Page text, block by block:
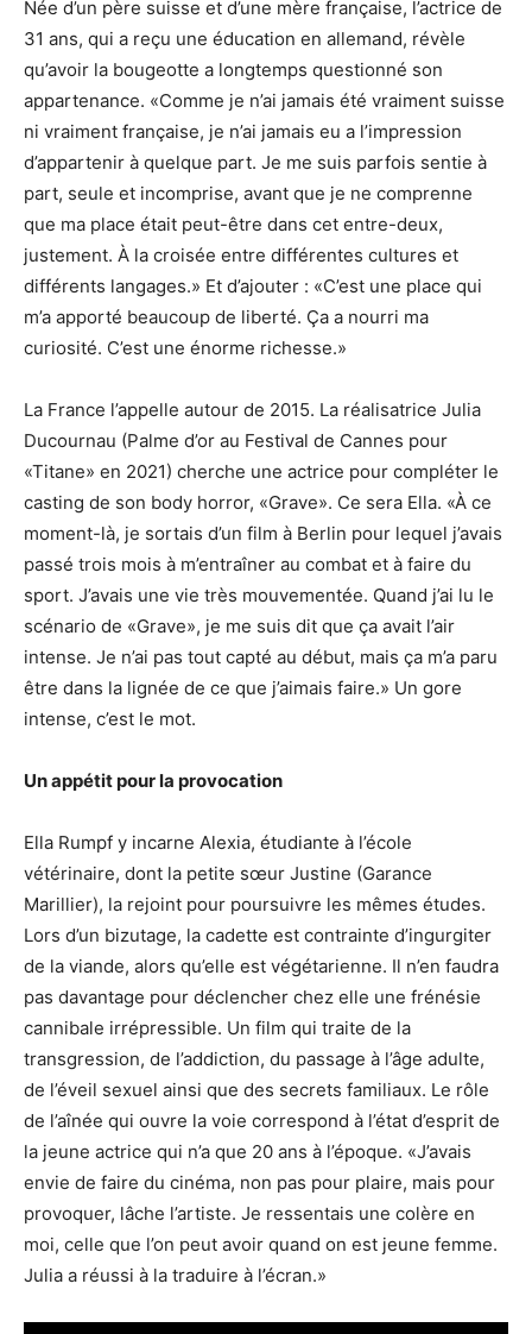
Née d’un père suisse et d’une mère française, l’actrice de
31 ans, qui a reçu une éducation en allemand, révèle
qu’avoir la bougeotte a longtemps questionné son
appartenance. «Comme je n’ai jamais été vraiment suisse
ni vraiment française, je n’ai jamais eu a l’impression
d’appartenir à quelque part. Je me suis parfois sentie à
part, seule et incomprise, avant que je ne comprenne
que ma place était peut-être dans cet entre-deux,
justement. À la croisée entre différentes cultures et
différents langages.» Et d’ajouter : «C’est une place qui
m’a apporté beaucoup de liberté. Ça a nourri ma
curiosité. C’est une énorme richesse.»
La France l’appelle autour de 2015. La réalisatrice Julia
Ducournau (Palme d’or au Festival de Cannes pour
«Titane» en 2021) cherche une actrice pour compléter le
casting de son body horror, «Grave». Ce sera Ella. «À ce
moment-là, je sortais d’un film à Berlin pour lequel j’avais
passé trois mois à m’entraîner au combat et à faire du
sport. J’avais une vie très mouvementée. Quand j’ai lu le
scénario de «Grave», je me suis dit que ça avait l’air
intense. Je n’ai pas tout capté au début, mais ça m’a paru
être dans la lignée de ce que j’aimais faire.» Un gore
intense, c’est le mot.
Un appétit pour la provocation
Ella Rumpf y incarne Alexia, étudiante à l’école
vétérinaire, dont la petite sœur Justine (Garance
Marillier), la rejoint pour poursuivre les mêmes études.
Lors d’un bizutage, la cadette est contrainte d’ingurgiter
de la viande, alors qu’elle est végétarienne. Il n’en faudra
pas davantage pour déclencher chez elle une frénésie
cannibale irrépressible. Un film qui traite de la
transgression, de l’addiction, du passage à l’âge adulte,
de l’éveil sexuel ainsi que des secrets familiaux. Le rôle
de l’aînée qui ouvre la voie correspond à l’état d’esprit de
la jeune actrice qui n’a que 20 ans à l’époque. «J’avais
envie de faire du cinéma, non pas pour plaire, mais pour
provoquer, lâche l’artiste. Je ressentais une colère en
moi, celle que l’on peut avoir quand on est jeune femme.
Julia a réussi à la traduire à l’écran.»